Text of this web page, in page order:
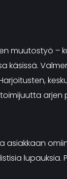
muutostyö –
käsissä.
arjen
asiakkaan